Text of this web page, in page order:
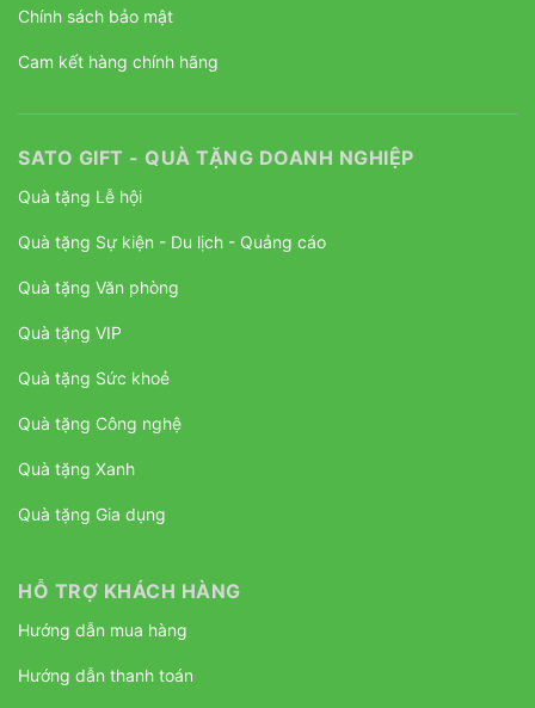
Chính sách bảo mật
Cam kết hàng chính hãng
SATO GIFT - QUÀ TẶNG DOANH NGHIỆP
Quà tặng Lễ hội
Quà tặng Sự kiện - Du lịch - Quảng cáo
Quà tặng Văn phòng
Quà tặng VIP
Quà tặng Sức khoẻ
Quà tặng Công nghệ
Quà tặng Xanh
Quà tặng Gia dụng
HỖ TRỢ KHÁCH HÀNG
Hướng dẫn mua hàng
Hướng dẫn thanh toán